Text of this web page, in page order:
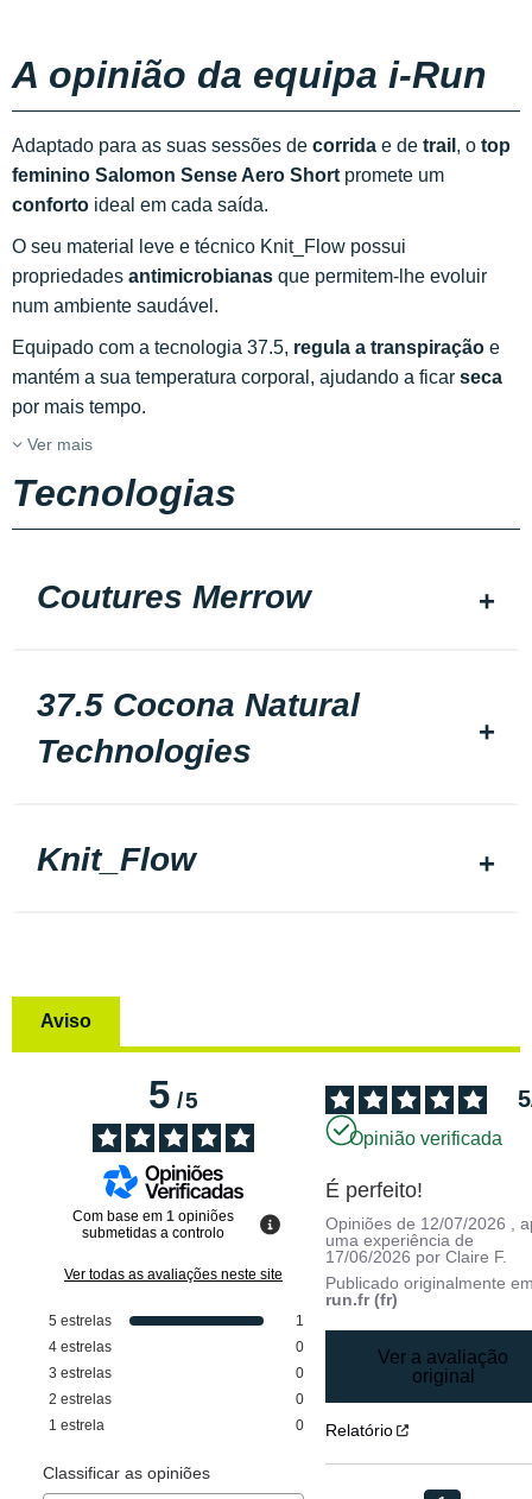
A opinião da equipa i-Run
Adaptado para as suas sessões de corrida e de trail , o top
feminino Salomon Sense Aero Short promete um
conforto ideal em cada saída.
O seu material leve e técnico Knit_Flow possui
propriedades antimicrobianas que permitem-lhe evoluir
num ambiente saudável.
Equipado com a tecnologia 37.5, regula a transpiração e
mantém a sua temperatura corporal, ajudando a ficar seca
por mais tempo.
Ver mais
Tecnologias
Coutures Merrow
37.5 Cocona Natural
Technologies
Knit_Flow
Aviso
5/5
Com base em 1 opiniões
submetidas a controlo
Ver todas as avaliações neste site
5 estrelas
1
4 estrelas
0
3 estrelas
0
2 estrelas
0
1 estrela 0
Classificar as opiniões
5
Opinião verificada
É perfeito!
Opiniões de 12/07/2026
,
uma experiência de
17/06/2026 porClaire F.
Publicado originalmente
run.fr (fr)
Ver a avaliação
original
Relatório